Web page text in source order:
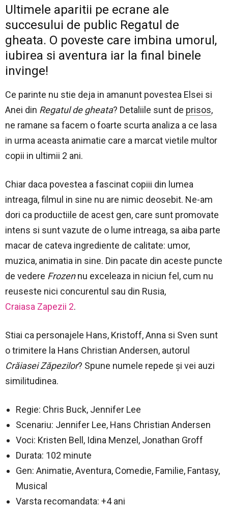
Ultimele aparitii pe ecrane ale
succesului de public Regatul de
gheata. O poveste care imbina umorul,
iubirea si aventura iar la final binele
invinge!
Ce parinte nu stie deja in amanunt povestea Elsei si
Anei din Regatul de gheata? Detaliile sunt de prisos,
ne ramane sa facem o foarte scurta analiza a ce lasa
in urma aceasta animatie care a marcat vietile multor
copii in ultimii 2 ani.
Chiar daca povestea a fascinat copiii din lumea
intreaga, filmul in sine nu are nimic deosebit. Ne-am
dori ca productiile de acest gen, care sunt promovate
intens si sunt vazute de o lume intreaga, sa aiba parte
macar de cateva ingrediente de calitate: umor,
muzica, animatia in sine. Din pacate din aceste puncte
de vedere Frozennu exceleaza in niciun fel, cum nu
reuseste nici concurentul sau din Rusia,
Craiasa Zapezii 2.
Stiai ca personajele Hans, Kristoff, Anna si Sven sunt
o trimitere la Hans Christian Andersen, autorul
Crăiasei Zăpezilor? Spune numele repede și vei auzi
similitudinea.
Regie: Chris Buck, Jennifer Lee
Scenariu: Jennifer Lee, Hans Christian Andersen
Voci: Kristen Bell, Idina Menzel, Jonathan Groff
Durata: 102 minute
Gen: Animatie, Aventura, Comedie, Familie, Fantasy,
Musical
Varsta recomandata: +4 ani